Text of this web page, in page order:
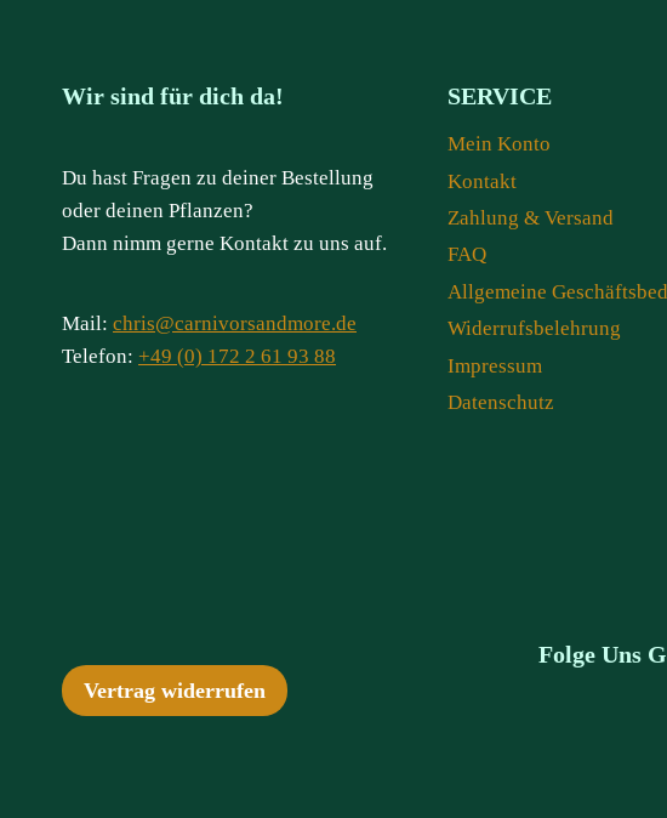
Wir sind für dich da!
Du hast Fragen zu deiner Bestellung
oder deinen Pflanzen?
Dann nimm gerne Kontakt zu uns auf.
Mail: chris@carnivorsandmore.de
Telefon: +49 (0) 172 2 61 93 88
SERVICE
Mein Konto
Kontakt
Zahlung & Versand
FAQ
Allgemeine
Widerrufsbelehrung
Impressum
Datenschutz
Vertrag widerrufen
Folge Uns